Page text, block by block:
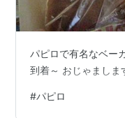
パピロで有名なベー
到着～ おじゃましま
#パピロ